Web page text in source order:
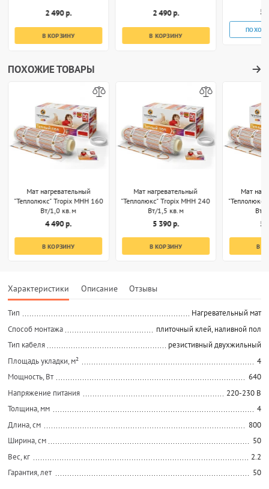
2 490 р.
В КОРЗИНУ
2 490 р.
В КОРЗИНУ
5
ПОХОЖИЕ ТОВАРЫ
Мат нагревательный
"Теплолюкс" Tropix МНН 160
Вт/1,0 кв.м
4 490 р.
В КОРЗИНУ
Мат нагревательный
"Теплолюкс" Tropix МНН 240
Вт/1,5 кв.м
5 390 р.
В КОРЗИНУ
Мат
Вт/
5
В
Характеристики Описание Отзывы
Тип
Нагревательный мат
Способ монтажа
плиточный клей, наливной пол
Тип кабеля
резистивный двухжильный
Площадь укладки, м²
4
Мощность, Вт
640
Напряжение питания
220-230 В
Толщина, мм
4
Длина, см
800
Ширина, см
50
Вес, кг
2.2
Гарантия, лет
50